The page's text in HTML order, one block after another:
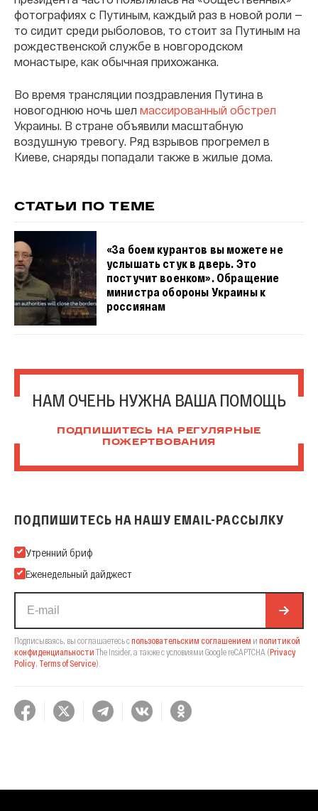
фотографиях с Путиным, каждый раз в новой роли —
то сидит среди рыболовов, то стоит за Путиным на
рождественской службе в новгородском
монастыре, как обычная прихожанка.
Во время трансляции поздравления Путина в
новогоднюю ночь шел массированный обстрел
Украины. В стране объявили масштабную
воздушную тревогу. Ряд взрывов прогремел в
Киеве, снаряды попадали также в жилые дома.
СТАТЬИ ПО ТЕМЕ
«За боем курантов вы можете не
услышать стук в дверь. Это
постучит военком». Обращение
министра обороны Украины к
россиянам
НАМ ОЧЕНЬ НУЖНА ВАША ПОМОЩЬ
ПОДПИШИТЕСЬ НА РЕГУЛЯРНЫЕ
ПОЖЕРТВОВАНИЯ
ПОДПИШИТЕСЬ НА НАШУ EMAIL-РАССЫЛКУ
Подпишитесь на нашу Email-рассылку
Утренний бриф
Еженедельный дайджест
Подписываясь, вы соглашаетесь спользовательским соглашением и политикой
конфиденциальности The Insider, а также с условиями Google reCAPTCHA (Privacy
Policy Terms of Service).